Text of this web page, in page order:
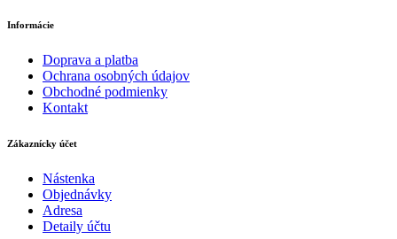
Informácie
Doprava a platba
Ochrana osobných údajov
Obchodné podmienky
Kontakt
Zákaznícky účet
Nástenka
Objednávky
Adresa
Detaily účtu